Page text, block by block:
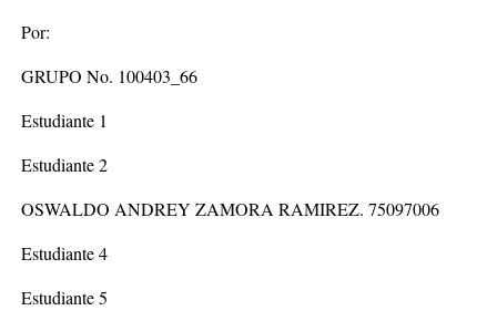
Por:
GRUPO No. 100403_66
Estudiante 1
Estudiante 2
OSWALDO ANDREY ZAMORA RAMIREZ. 75097006
Estudiante 4
Estudiante 5